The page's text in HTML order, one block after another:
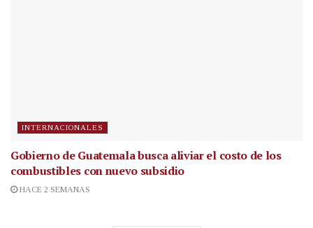
INTERNACIONALES
Gobierno de Guatemala busca aliviar el costo de los
combustibles con nuevo subsidio
HACE 2 SEMANAS